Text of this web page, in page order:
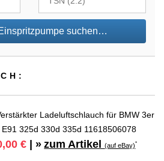
suchen…
Ladeluftschlauch für BMW 3er
E91 325d 330d 335d 11618506078
€ | » zum Artikel(auf eBay)*